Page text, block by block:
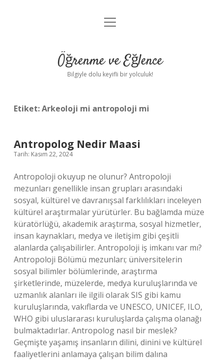
Anasayfa
Yasal Uyarı
menüyü
Öğrenme ve Eğlence
Bilgiyle dolu keyifli bir yolculuk!
Etiket:Arkeoloji mi antropoloji mi
Antropolog Nedir Maasi
Tarih: Kasım 22, 2024
Antropoloji okuyup ne olunur? Antropoloji
mezunları genellikle insan grupları arasındaki
sosyal, kültürel ve davranışsal farklılıkları inceleyen
kültürel araştırmalar yürütürler. Bu bağlamda müze
küratörlüğü, akademik araştırma, sosyal hizmetler,
insan kaynakları, medya ve iletişim gibi çeşitli
alanlarda çalışabilirler. Antropoloji iş imkanı var mı?
Antropoloji Bölümü mezunları; üniversitelerin
sosyal bilimler bölümlerinde, araştırma
şirketlerinde, müzelerde, medya kuruluşlarında ve
uzmanlık alanları ile ilgili olarak SIS gibi kamu
kuruluşlarında, vakıflarda ve UNESCO, UNICEF, ILO,
WHO gibi uluslararası kuruluşlarda çalışma olanağı
bulmaktadırlar. Antropolog nasıl bir meslek?
Geçmişte yaşamış insanların dilini, dinini ve kültürel
faaliyetlerini anlamaya çalışan bilim dalına